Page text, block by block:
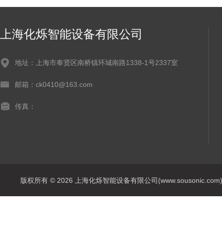
上海化烁智能设备有限公司
地址：上海市奉贤区南桥镇环城南路1338-1号2337室
邮箱：ck0410@163.com
传真：
版权所有 © 2026 上海化烁智能设备有限公司